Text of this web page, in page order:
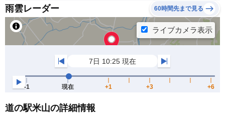
雨雲レーダー 60時間先まで見る
道の駅米山の詳細情報